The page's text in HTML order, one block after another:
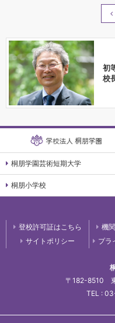
初
校
桐朋学園芸術短期大学
桐朋小学校
〒182-8510
TEL :
登校許可証はこちら 機
サイトポリシー
プラ